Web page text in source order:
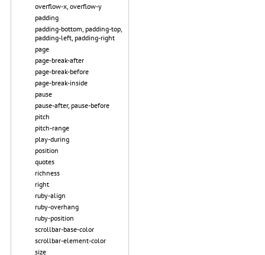
overflow-x, overflow-y
padding
padding-bottom, padding-top,
padding-left, padding-right
page
page-break-after
page-break-before
page-break-inside
pause
pause-after, pause-before
pitch
pitch-range
play-during
position
quotes
richness
right
ruby-align
ruby-overhang
ruby-position
scrollbar-base-color
scrollbar-element-color
size